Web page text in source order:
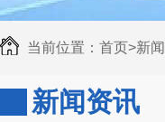
当前位置： 首页>新
新闻资讯